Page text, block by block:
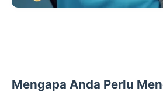
Mengapa Anda Perlu